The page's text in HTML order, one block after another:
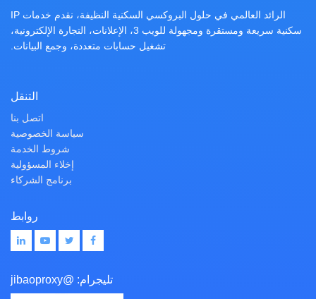
الرائد العالمي في حلول البروكسي السكنية النظيفة، نقدم خدمات IP
سكنية سريعة ومستقرة ومجهولة للويب 3، الإعلانات، التجارة الإلكترونية،
تشغيل حسابات متعددة، وجمع البيانات.
التنقل
اتصل بنا
سياسة الخصوصية
شروط الخدمة
إخلاء المسؤولية
برنامج الشركاء
روابط
تليجرام: @jibaoproxy